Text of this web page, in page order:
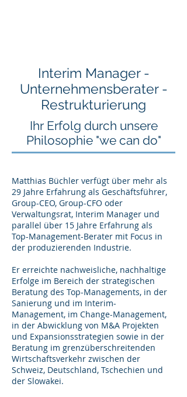
Interim Manager -
Unternehmensberater -
Restrukturierung
Ihr Erfolg durch unsere
Philosophie "we can do"
Matthias Büchler verfügt über mehr als
29 Jahre Erfahrung als Geschäftsführer,
Group-CEO, Group-CFO oder
Verwaltungsrat, Interim Manager und
parallel über 15 Jahre Erfahrung als
Top-Management-Berater mit Focus in
der produzierenden Industrie.
Er erreichte nachweisliche, nachhaltige
Erfolge im Bereich der strategischen
Beratung des Top-Managements, in der
Sanierung und im Interim-
Management, im Change-Management,
in der Abwicklung von M&A Projekten
und Expansionsstrategien sowie in der
Beratung im grenzüberschreitenden
Wirtschaftsverkehr zwischen der
Schweiz, Deutschland, Tschechien und
der Slowakei.